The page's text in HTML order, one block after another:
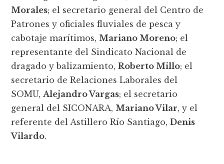
Morales; el secretario general del Centro de
Patrones y oficiales fluviales de pesca y
cabotaje marítimos, Mariano Moreno; el
representante del Sindicato Nacional de
dragado y balizamiento,Roberto Millo; el
secretario de Relaciones Laborales del
SOMU, Alejandro Vargas; el secretario
general del SICONARA, Mariano Vilar, y el
referente del Astillero Río Santiago,Denis
Vilardo.